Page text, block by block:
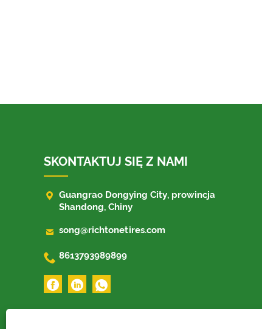
SKONTAKTUJ SIĘ Z NAMI
 Guangrao Dongying City, prowincja
Shandong, Chiny
 song@richtonetires.com
 8613793989899